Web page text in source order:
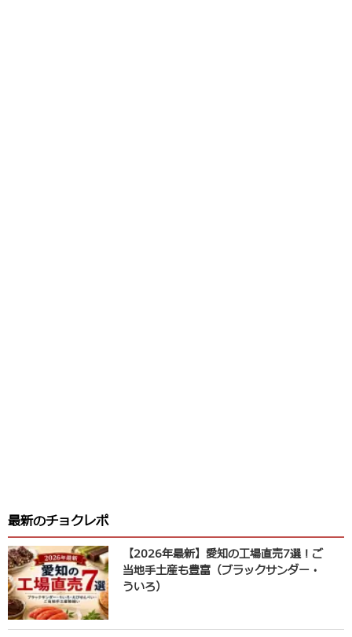
最新のチョクレポ
【2026年最新】愛知の工場直売7選！ご
当地手土産も豊富（ブラックサンダー・
ういろ）